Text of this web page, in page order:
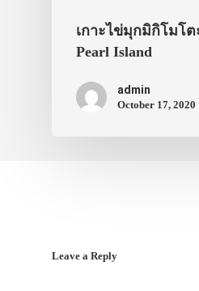
เกาะไข่มุกมิกิโมโ
Pearl Island
admin
October 17, 2020
Leave a Reply